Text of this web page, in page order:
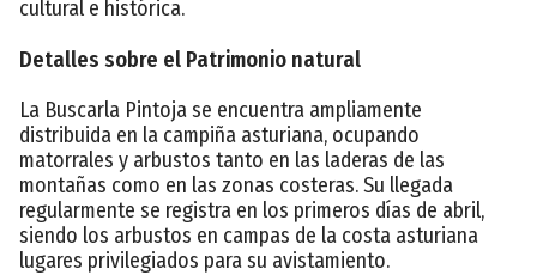
cultural e histórica.
Detalles sobre el Patrimonio natural
La Buscarla Pintoja se encuentra ampliamente
distribuida en la campiña asturiana, ocupando
matorrales y arbustos tanto en las laderas de las
montañas como en las zonas costeras. Su llegada
regularmente se registra en los primeros días de abril,
siendo los arbustos en campas de la costa asturiana
lugares privilegiados para su avistamiento.